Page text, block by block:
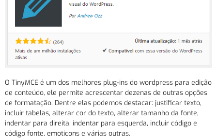
O TinyMCE é um dos melhores plug-ins do wordpress para edição
de conteúdo, ele permite acrescentar dezenas de outras opções
de formatação. Dentre elas podemos destacar: justificar texto,
incluir tabelas, alterar cor do texto, alterar tamanho da fonte,
indentar para direita, indentar para esquerda, incluir código e
código fonte, emoticons e várias outras.